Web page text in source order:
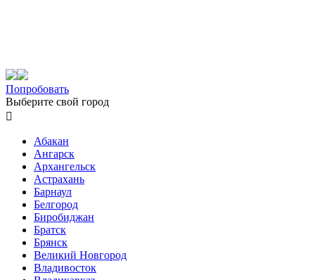
Попробовать
Выберите свой город

Абакан
Ангарск
Архангельск
Астрахань
Барнаул
Белгород
Биробиджан
Братск
Брянск
Великий Новгород
Владивосток